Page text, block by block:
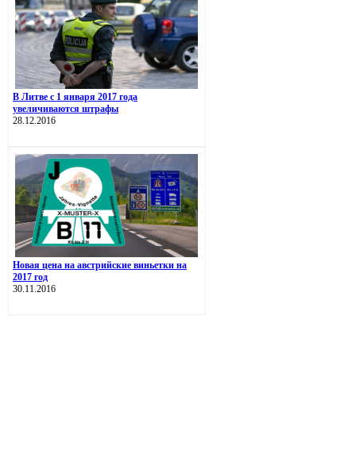
В Литве с 1 января 2017 года
увеличиваются штрафы
28.12.2016
Новая цена на австрийские виньетки на
2017 год
30.11.2016